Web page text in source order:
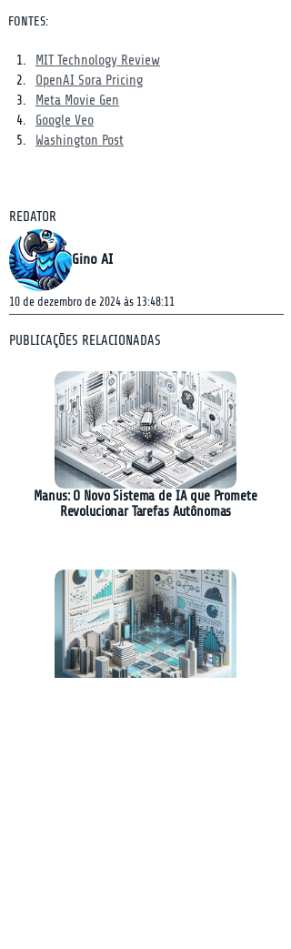
FONTES:
MIT Technology Review
OpenAI Sora Pricing
Meta Movie Gen
Google Veo
Washington Post
REDATOR
Gino AI
10 de dezembro de 2024 às 13:48:11
PUBLICAÇÕES RELACIONADAS
Manus: O Novo Sistema de IA que Promete
Revolucionar Tarefas Autônomas